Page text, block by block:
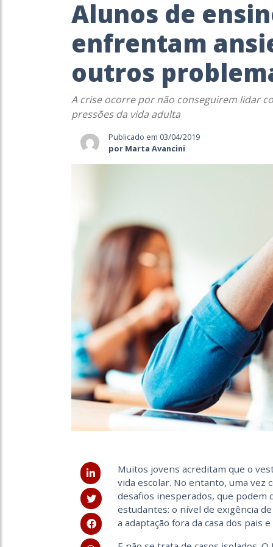
Alunos de
enfrentam
outros
A crise ocorre por não conseguirem lidar
pressões da vida adulta
Publicado em 03/04/2019
por Marta Avancini
Muitos jovens acreditam que o
vida escolar. No entanto, uma vez
desafios inesperados, que podem
estudantes: o nível de exigência
a adaptação fora da casa dos pais